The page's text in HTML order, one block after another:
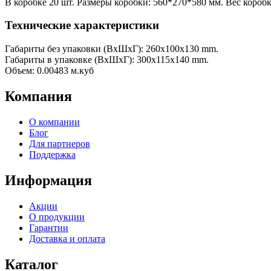
Технические характеристики
Габариты без упаковки (ВxШxГ): 260x100x130 mm.
Габариты в упаковке (ВxШxГ): 300x115x140 mm.
Объем: 0.00483 м.куб
Компания
О компании
Блог
Для партнеров
Поддержка
Информация
Акции
О продукции
Гарантии
Доставка и оплата
Каталог